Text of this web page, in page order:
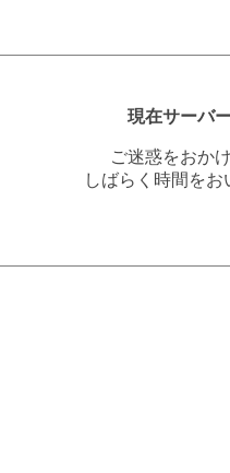
現在サーバ
ご迷惑をおか
しばらく時間を